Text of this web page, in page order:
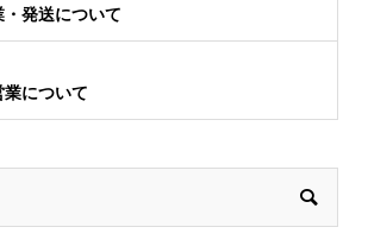
発送について
について